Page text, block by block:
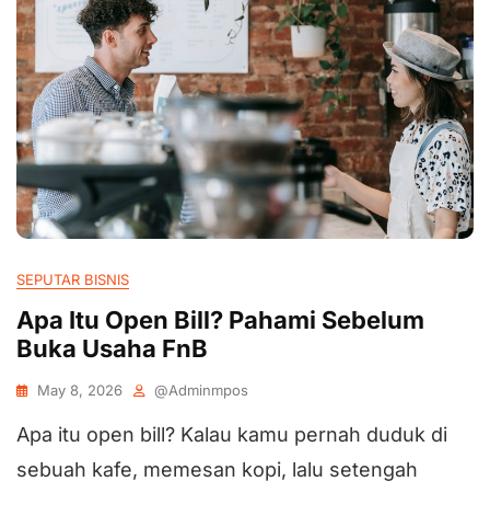
SEPUTAR BISNIS
Apa Itu Open Bill? Pahami Sebelum
Buka Usaha FnB
May 8, 2026 @adminmpos
Apa itu open bill? Kalau kamu pernah duduk di
sebuah kafe, memesan kopi, lalu setengah